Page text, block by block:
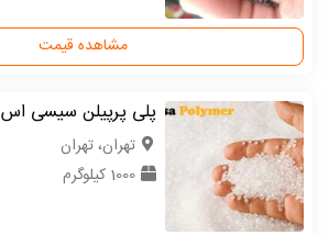
مشاهده قیمت
پلی پرپیلن سیسی اس
تهران، تهران
1000 کیلوگرم